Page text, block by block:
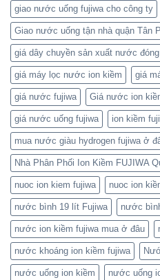
giao nước uống fujiwa cho công ty
Giao nước uống tận nhà quận Tân
giá dây chuyền sản xuất nước
giá máy lọc nước ion kiềm giá
giá nước fujiwa Giá nước ion
giá nước uống fujiwa ion kiềm
mua nước giàu hydrogen fujiwa ở
Nhà Phân Phối Ion Kiềm FUJIWA
nuoc ion kiem fujiwa nuoc ion
nước bình 19 lít Fujiwa nước
nước ion kiềm fujiwa mua ở đâu
nước khoáng ion kiềm fujiwa
nước uống ion kiềm nước uống